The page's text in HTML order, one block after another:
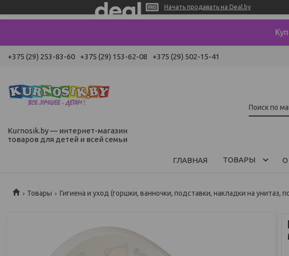
Начать продавать на Deal.by
+375 (29) 253-83-60 +375 (29) 153-62-08 +375 (29) 502-15-41
Kurnosik.by — интернет-магазин
товаров для детей и всей семьи
ГЛАВНАЯ ТОВАРЫ О
Товары Гигиена и уход (горшки, ванночки, подставки, накладки на унитаз,